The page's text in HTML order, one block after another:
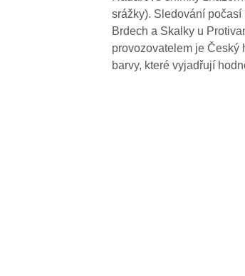
srážky). Sledování
Brdech a Skalky u
provozovatelem je Český
barvy, které vyjadřují